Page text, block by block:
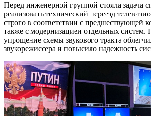
Перед инженерной группой стояла задача
реализовать технический переезд
строго в соответствии с предшествующей
также с модернизацией отдельных систем.
упрощение схемы звукового тракта
звукорежиссера и повысило надежность